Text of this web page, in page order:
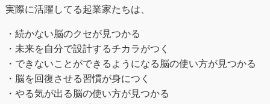
実際に活躍してる起業家たちは、
・続かない脳のクセが見つかる
・未来を自分で設計するチカラがつく
・できないことができるようになる脳の使い方が見つかる
・脳を回復させる習慣が身につく
・やる気が出る脳の使い方が見つかる